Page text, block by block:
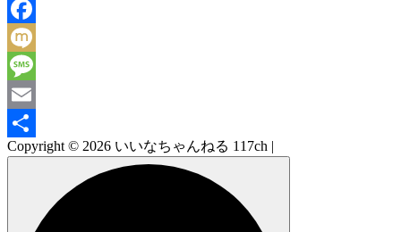
Line
Facebook
Mixi
Message
Email
共
Copyright © 2026 いいなちゃんねる 117ch |